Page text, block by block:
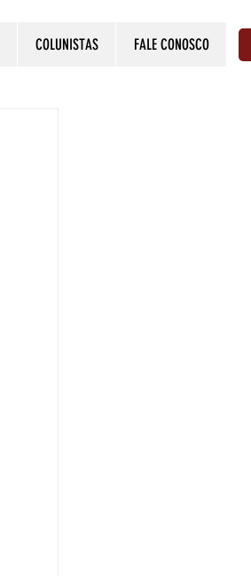
COLUNISTAS FALE CONOSCO